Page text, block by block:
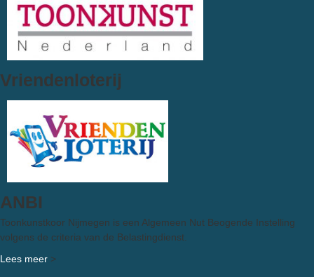
Vriendenloterij
ANBI
Toonkunstkoor Nijmegen is een Algemeen Nut Beogende Instelling
volgens de criteria van de Belastingdienst.
Lees meer >